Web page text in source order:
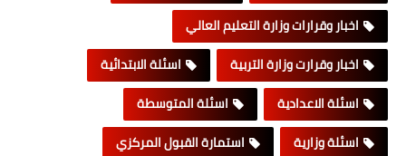
اخبار وقرارات وزارة التعليم العالي
اخبار وقرارت وزارة التربية
اسئلة الابتدائية
اسئلة الاعدادية
اسئلة المتوسطة
اسئلة وزارية
استمارة القبول المركزي